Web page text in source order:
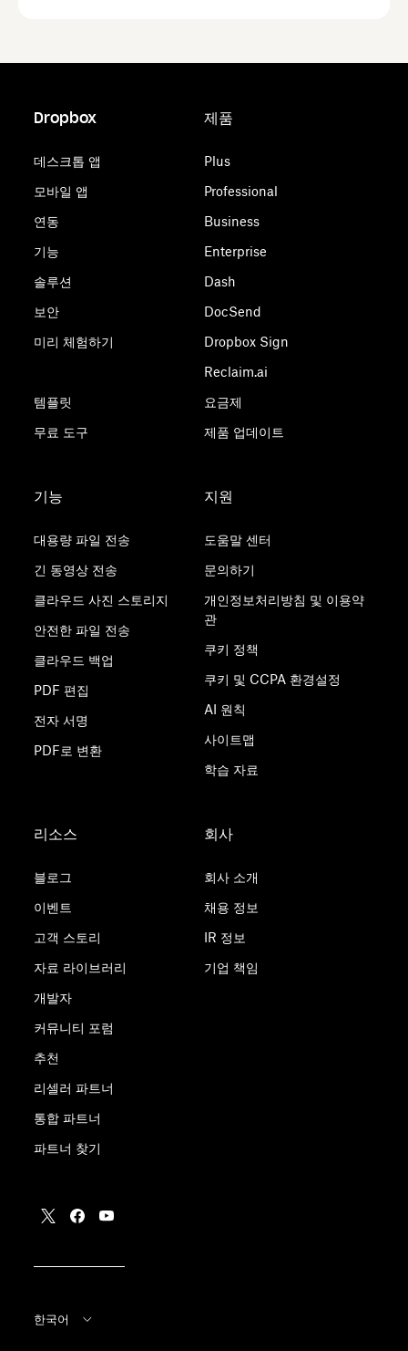
Dropbox
데스크톱 앱
모바일 앱
연동
기능
솔루션
보안
미리 체험하기
템플릿
무료 도구
제품
Plus
Professional
Business
Enterprise
Dash
DocSend
Dropbox Sign
Reclaim.ai
요금제
제품 업데이트
기능
대용량 파일 전송
긴 동영상 전송
클라우드 사진 스토리지
안전한 파일 전송
클라우드 백업
PDF 편집
전자 서명
PDF로 변환
지원
도움말 센터
문의하기
개인정보처리방침 및 이용약
관
쿠키 정책
쿠키 및 CCPA 환경설정
AI 원칙
사이트맵
학습 자료
리소스
블로그
이벤트
고객 스토리
자료 라이브러리
개발자
커뮤니티 포럼
추천
리셀러 파트너
통합 파트너
파트너 찾기
회사
회사 소개
채용 정보
IR 정보
기업 책임
한국어